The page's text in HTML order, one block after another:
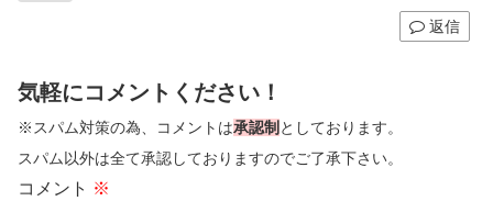
返信
気軽にコメントください！
※スパム対策の為、コメントは承認制 としております。
スパム以外は全て承認しておりますのでご了承下さい。
コメント ※